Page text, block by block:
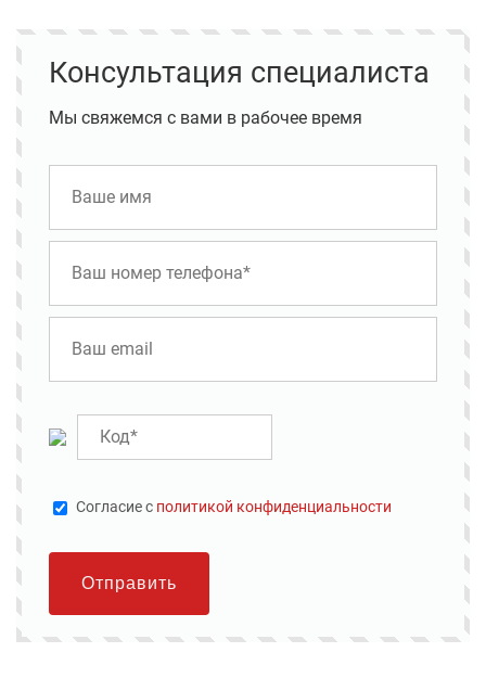
Консультация специалиста
Мы свяжемся с вами в рабочее время
Cогласие с политикой конфиденциальности
Отправить